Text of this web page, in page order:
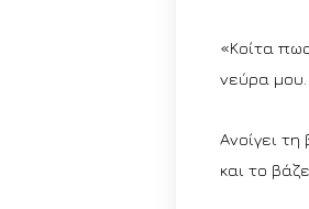
«Κοίτα
νεύρα μου.
Ανοίγει
και το